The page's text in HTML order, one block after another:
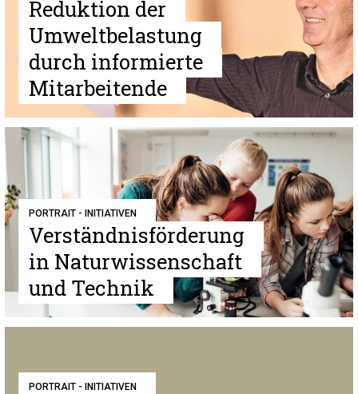
Reduktion der
Umweltbelastung
durch informierte
Mitarbeitende
PORTRAIT - INITIATIVEN
Verständnisförderung
in Naturwissenschaft
und Technik
PORTRAIT - INITIATIVEN